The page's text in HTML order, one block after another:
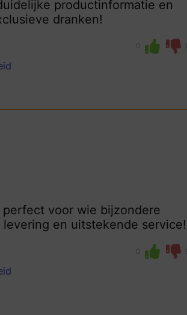
productinformatie en
dranken!
0 0
voor wie bijzondere
en uitstekende service!
0 0